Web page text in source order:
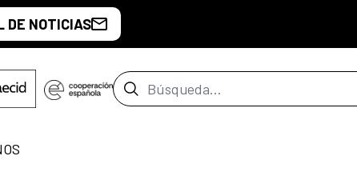
DE NOTICIAS
Barra de búsqueda